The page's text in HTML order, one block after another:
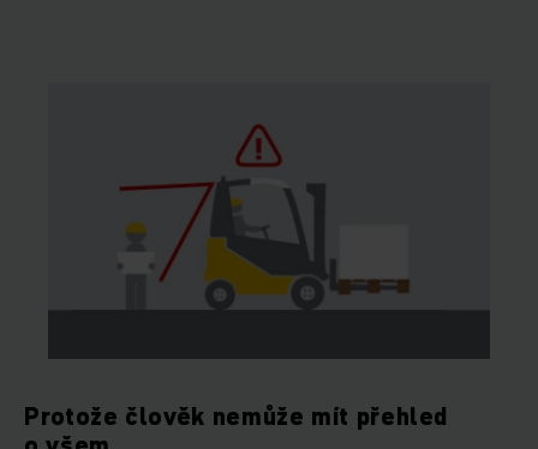
Protože člověk nemůže mít přehled